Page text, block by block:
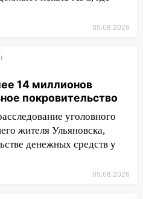
дебоширам,
получила
автомобилей
какой будет
днем 5 августа
изнасиловали 13-
Ульяновска
посадили в
05.08.2026
14 миллионов
покровительство
уголовного
жителя Ульяновска,
денежных средств у
05.08.2026